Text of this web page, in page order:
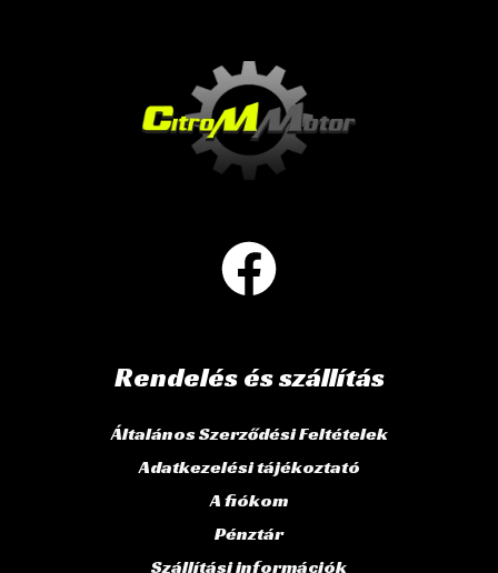
Rendelés és szállítás
Általános Szerződési Feltételek
Adatkezelési tájékoztató
A fiókom
Pénztár
Szállítási információk